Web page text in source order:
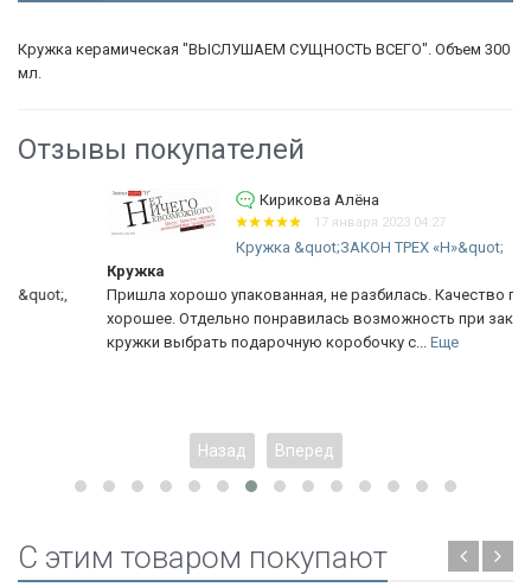
Кружка керамическая "ВЫСЛУШАЕМ СУЩНОСТЬ ВСЕГО". Объем 300
мл.
Отзывы покупателей
Кирикова Алёна
17 января 2023 04:27
Кружка &quot;ЗАКОН ТРЕХ «Н»&quot;
Пришла хорошо упакованная, не разбилась. Качество печати
хорошее. Отдельно понравилась возможность при заказе
кружки выбрать подарочную коробочку с...Еще
Назад Вперед
C этим товаром покупают